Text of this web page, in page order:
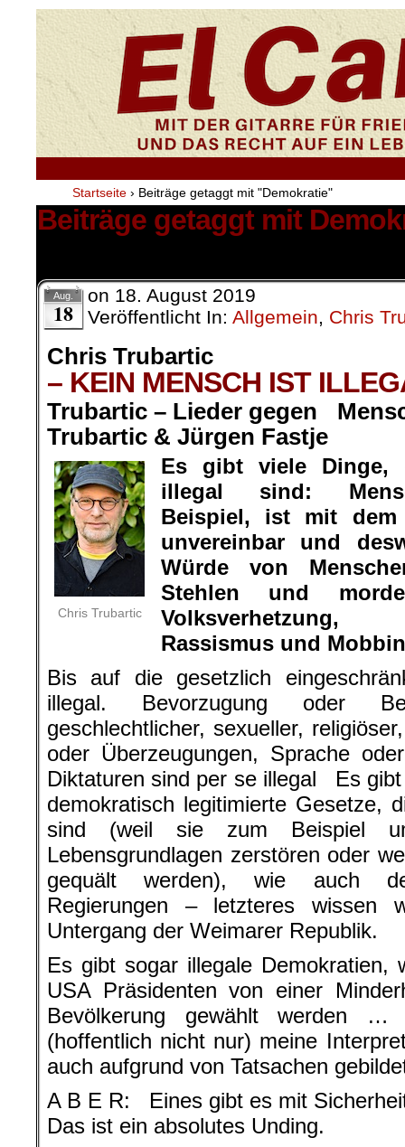
Startseite › Beiträge getaggt mit "Demokratie"
Beiträge getaggt mit
Aug.
18
on 18. August 2019
Veröffentlicht In: Allgemein, Chris
Chris Trubartic
– KEIN MENSCH IST
Trubartic – Lieder gegen
Trubartic & Jürgen Fastje
Chris Trubartic
Es gibt viele Dinge,
illegal sind:
Beispiel, ist mit dem
unvereinbar und
Würde von
Stehlen und
Volksverhetzung,
Rassismus und
Bis auf die gesetzlich
illegal. Bevorzugung oder
geschlechtlicher, sexueller,
oder Überzeugungen, Sprache
Diktaturen sind per se illegal Es
demokratisch legitimierte Gesetze,
sind (weil sie zum Beispiel
Lebensgrundlagen zerstören oder
gequält werden), wie auch
Regierungen – letzteres wissen
Untergang der Weimarer Republik.
Es gibt sogar illegale Demokratien,
USA Präsidenten von einer
Bevölkerung gewählt
(hoffentlich nicht nur) meine
auch aufgrund von Tatsachen
A B E R: Eines gibt es mit
Das ist ein absolutes Unding.